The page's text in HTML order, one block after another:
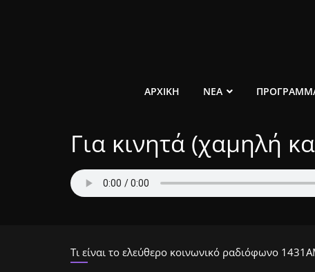
ελεύθερο
κοινωνικό
ραδιόφωνο
1431AM
ΑΡΧΙΚΗ ΝΕΑ
Για κινητά (χαμηλή
Τι είναι το ελεύθερο κοινωνικό ραδιόφωνο